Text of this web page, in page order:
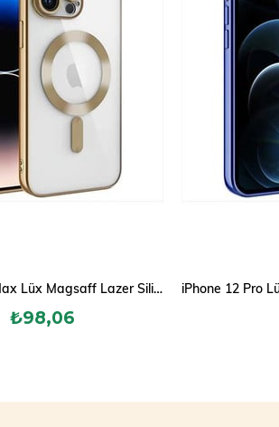
iPhone 12 Pro Max Lüx Magsaff Lazer Silikon Kılıf (Kamera Korumalı)
₺98,06